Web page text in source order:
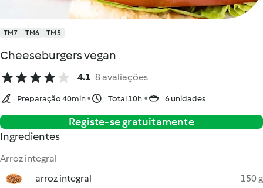
TM7 TM6 TM5
Cheeseburgers vegan
4.1 8 avaliações
Preparação 40min Total 10h 6 unidades
Registe-se gratuitamente
Ingredientes
Arroz integral
arroz integral
150 g